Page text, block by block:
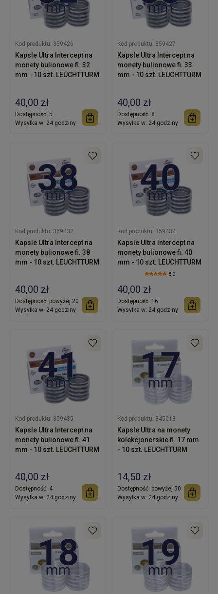
Kod produktu: 359426
Kapsle Ultra Intercept na
monety bulionowe fi. 32
mm - 10 szt. LEUCHTTURM
40,00 zł
Dostępność: 5
Wysyłka w: 24 godziny
Kod produktu: 359427
Kapsle Ultra Intercept na
monety bulionowe fi. 33
mm - 10 szt. LEUCHTTURM
40,00 zł
Dostępność: 8
Wysyłka w: 24 godziny
Kod produktu: 359432
Kapsle Ultra Intercept na
monety bulionowe fi. 38
mm - 10 szt. LEUCHTTURM
40,00 zł
Dostępność: powyżej 20
Wysyłka w: 24 godziny
Kod produktu: 359434
Kapsle Ultra Intercept na
monety bulionowe fi. 40
mm - 10 szt. LEUCHTTURM
5.0
40,00 zł
Dostępność: 16
Wysyłka w: 24 godziny
Kod produktu: 359435
Kapsle Ultra Intercept na
monety bulionowe fi. 41
mm - 10 szt. LEUCHTTURM
40,00 zł
Dostępność: 4
Wysyłka w: 24 godziny
Kod produktu: 345018
Kapsle Ultra na monety
kolekcjonerskie fi. 17 mm
- 10 szt. LEUCHTTURM
14,50 zł
Dostępność: powyżej 50
Wysyłka w: 24 godziny